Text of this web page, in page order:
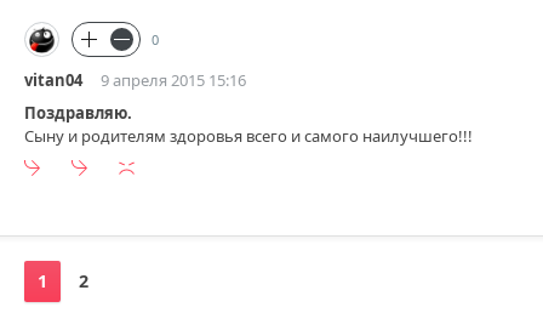
0
vitan04
9 апреля 2015 15:16
Поздравляю.
Сыну и родителям здоровья всего и самого наилучшего!!!
1 2